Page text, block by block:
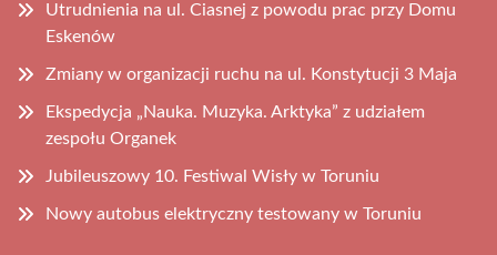
Utrudnienia na ul. Ciasnej z powodu prac przy Domu
Eskenów
Zmiany w organizacji ruchu na ul. Konstytucji 3 Maja
Ekspedycja „Nauka. Muzyka. Arktyka” z udziałem
zespołu Organek
Jubileuszowy 10. Festiwal Wisły w Toruniu
Nowy autobus elektryczny testowany w Toruniu